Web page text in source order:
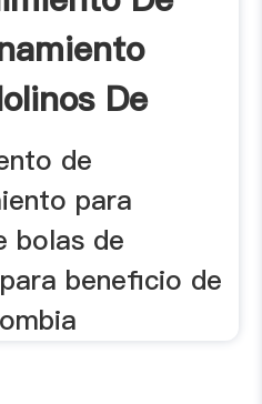
De
...de
para
bolas de
beneficio de